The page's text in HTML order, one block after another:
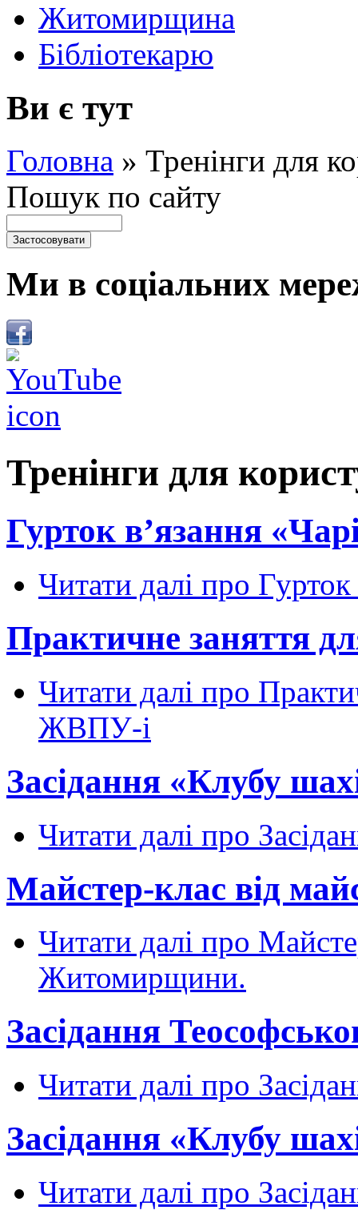
Житомирщина
Бібліотекарю
Ви є тут
Головна » Тренінги для
Пошук по сайту
Ми в соціальних
Тренінги для
Гурток в’язання
Читати далі про Гурток
Практичне заняття
Читати далі про
ЖВПУ-і
Засідання «Клубу
Читати далі про
Майстер-клас від
Читати далі про
Житомирщини.
Засідання
Читати далі про
Засідання «Клубу
Читати далі про